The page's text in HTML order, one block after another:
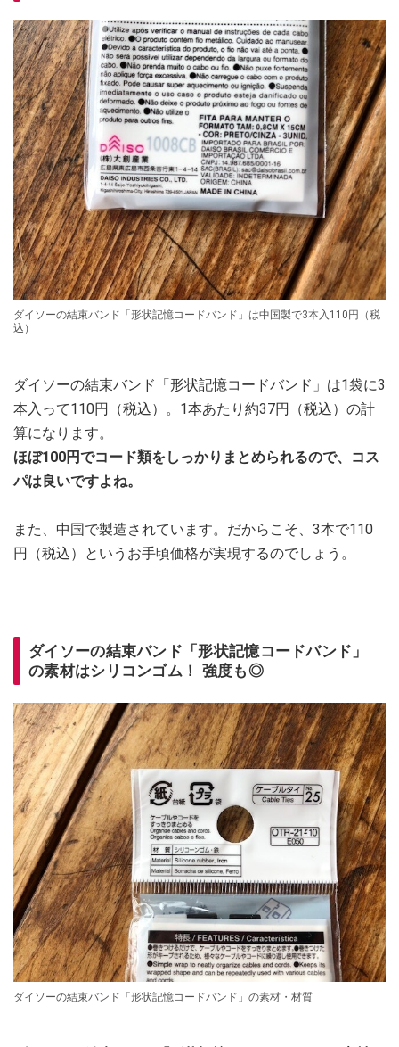
ダイソーの結束バンド「形状記憶コードバンド」は中国製で3本入110円（税
込）
ダイソーの結束バンド「形状記憶コードバンド」は1袋に3
本入って110円（税込）。1本あたり約37円（税込）の計
算になります。
ほぼ100円でコード類をしっかりまとめられるので、コス
パは良いですよね。
また、中国で製造されています。だからこそ、3本で110
円（税込）というお手頃価格が実現するのでしょう。
ダイソーの結束バンド「形状記憶コードバンド」
の素材はシリコンゴム！ 強度も◎
ダイソーの結束バンド「形状記憶コードバンド」の素材・材質